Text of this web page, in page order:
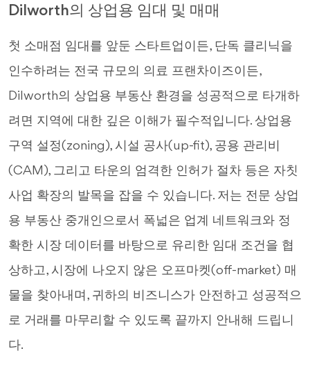
Dilworth의 상업용 임대 및 매매
첫 소매점 임대를 앞둔 스타트업이든, 단독 클리닉을
인수하려는 전국 규모의 의료 프랜차이즈이든,
Dilworth의 상업용 부동산 환경을 성공적으로 타개하
려면 지역에 대한 깊은 이해가 필수적입니다. 상업용
구역 설정(zoning), 시설 공사(up-fit), 공용 관리비
(CAM), 그리고 타운의 엄격한 인허가 절차 등은 자칫
사업 확장의 발목을 잡을 수 있습니다. 저는 전문 상업
용 부동산 중개인으로서 폭넓은 업계 네트워크와 정
확한 시장 데이터를 바탕으로 유리한 임대 조건을 협
상하고, 시장에 나오지 않은 오프마켓(off-market) 매
물을 찾아내며, 귀하의 비즈니스가 안전하고 성공적으
로 거래를 마무리할 수 있도록 끝까지 안내해 드립니
다.